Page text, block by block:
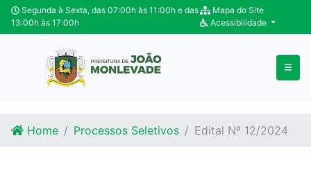
Ir para o conteúdo
Ir para o fim do conteúdo
Segunda à Sexta, das 07:00h às 11:00h e das
13:00h às 17:00h
Mapa do Site
Acessibilidade
Home Processos Seletivos Edital Nº 12/2024